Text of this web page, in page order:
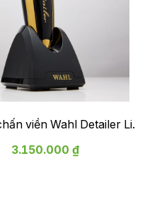
viền Wahl Detailer Li -
màu gold
3.150.000 ₫